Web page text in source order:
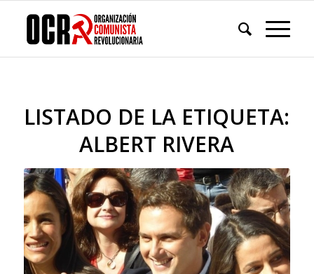
LISTADO DE LA ETIQUETA:
ALBERT RIVERA